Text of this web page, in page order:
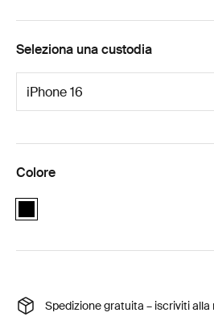
Seleziona una custodia
Colore
Spedizione gratuita – iscriviti